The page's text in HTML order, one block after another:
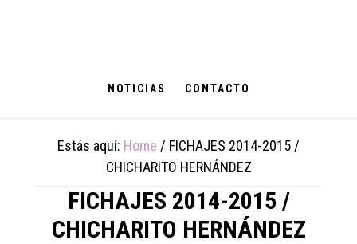
NOTICIAS CONTACTO
Estás aquí: Home / FICHAJES 2014-2015 /
CHICHARITO HERNÁNDEZ
FICHAJES 2014-2015 /
CHICHARITO HERNÁNDEZ